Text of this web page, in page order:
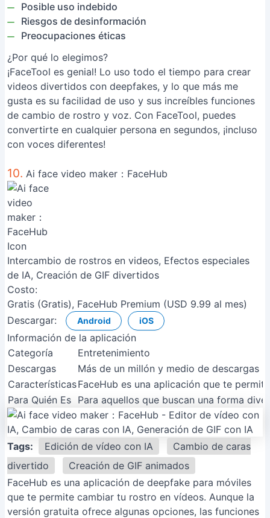
Posible uso indebido
Riesgos de desinformación
Preocupaciones éticas
¿Por qué lo elegimos?
¡FaceTool es genial! Lo uso todo el tiempo para crear
videos divertidos con deepfakes, y lo que más me
gusta es su facilidad de uso y sus increíbles funciones
de cambio de rostro y voz. Con FaceTool, puedes
convertirte en cualquier persona en segundos, ¡incluso
con voces diferentes!
10. Ai face video maker：FaceHub
Intercambio de rostros en videos, Efectos especiales
de IA, Creación de GIF divertidos
Costo:
Gratis (Gratis), FaceHub Premium (USD 9.99 al mes)
Descargar:
Android iOS
Información de la aplicación
Categoría
Entretenimiento
Descargas
Más de un millón y medio de descargas
CaracterísticasFaceHub es una aplicación que te
Para Quién Es Para aquellos que buscan una forma
Tags: Edición de vídeo con IA
Cambio de caras
divertido
Creación de GIF animados
FaceHub es una aplicación de deepfake para móviles
que te permite cambiar tu rostro en vídeos. Aunque la
versión gratuita ofrece algunas opciones, las funciones